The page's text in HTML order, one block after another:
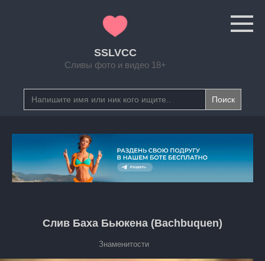
SSLVCC
Сливы фото и видео 18+
Search
for:
Слив Баха Бьюкена (Bachbuquen)
Знаменитости